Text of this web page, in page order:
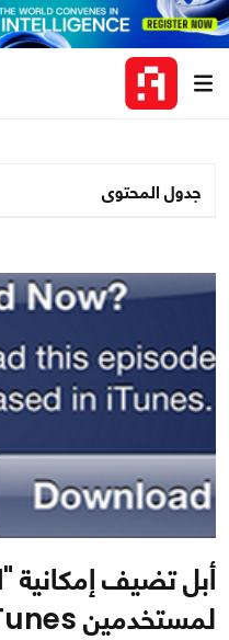
جدول المحتوى
أبل تضيف إمكانية
لمستخدمين iTunes